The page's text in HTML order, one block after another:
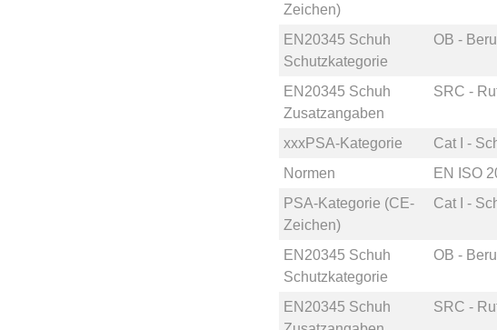
Zeichen)
EN20345 Schuh
Schutzkategorie
OB -
EN20345 Schuh
Zusatzangaben
SRC -
xxxPSA-Kategorie
Cat I -
Normen
EN ISO
PSA-Kategorie (CE-
Zeichen)
Cat I -
EN20345 Schuh
Schutzkategorie
OB -
EN20345 Schuh
SRC -